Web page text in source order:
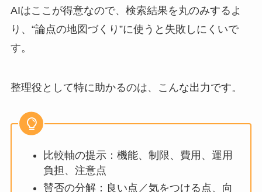
AIはここが得意なので、検索結果を丸のみするよ
り、“論点の地図づくり”に使うと失敗しにくいで
す。
整理役として特に助かるのは、こんな出力です。
比較軸の提示：機能、制限、費用、運用
負担、注意点
賛否の分解：良い点／気をつける点、向